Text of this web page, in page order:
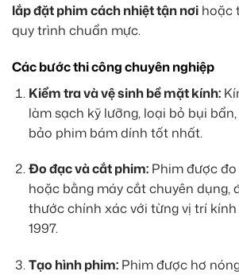
lắp đặt phim cách nhiệt tận nơi hoặc
quy trình chuẩn mực.
Các bước thi công chuyên nghiệp
Kiểm tra và vệ sinh bề mặt kính:
làm sạch kỹ lưỡng, loại bỏ bụi
bảo phim bám dính tốt nhất.
Đo đạc và cắt phim:Phim được
hoặc bằng máy cắt chuyên dụng,
thước chính xác với từng vị trí
1997.
Tạo hình phim:Phim được hơ